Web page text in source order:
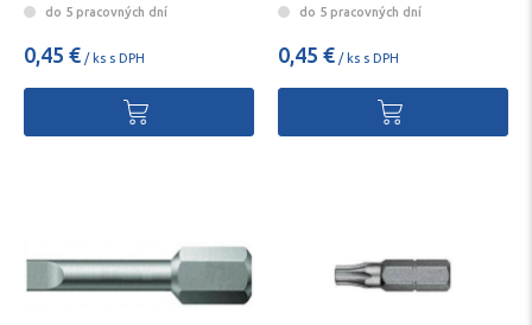
do 5 pracovných dní
0,45 € / ks s DPH
do 5 pracovných dní
0,45 € / ks s DPH